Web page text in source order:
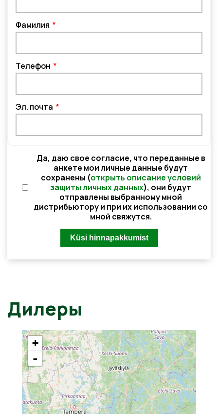
Фамилия
Телефон
Эл. почта
Да, даю свое согласие, что переданные в
анкете мои личные данные будут
сохранены (открыть описание условий
защиты личных данных), они будут
отправлены выбранному мной
дистрибьютору и при их использовании со
мной свяжутся.
Дилеры
+
-